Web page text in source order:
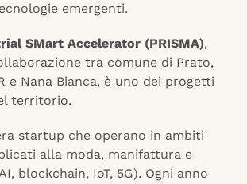
emergenti.
SMart Accelerator (PRISMA),
tra comune di Prato,
e Nana Bianca, è uno dei progetti
territorio.
startup che operano in ambiti
alla moda, manifattura e
blockchain, IoT, 5G). Ogni anno